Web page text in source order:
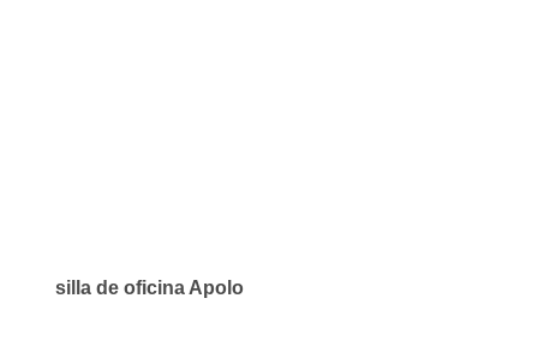
silla de oficina Apolo